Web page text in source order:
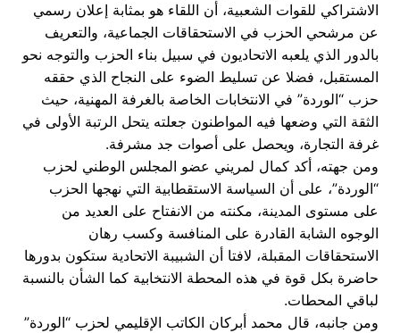
الاشتراكي للقوات الشعبية، أن اللقاء هو بمثابة إعلان رسمي
عن مرشحي الحزب في الاستحقاقات الجماعية، والتعريف
بالدور الذي يلعبه الاتحاديون في سبيل بناء الحزب والتوجه نحو
المستقبل، فضلا عن تسليط الضوء على النجاح الذي حققه
حزب “الوردة” في الانتخابات الخاصة بالغرفة المهنية، حيث
الثقة التي وضعها فيه المواطنون جعلته يتحل الرتبة الأولى في
غرفة التجارة، ويحصل على أصوات جد مشرفة.
ومن جهته، أكد كمال لمريني عضو المجلس الوطني لحزب
“الوردة”، على أن السياسة الاستقطابية التي نهجها الحزب
على مستوى المدينة، مكنته من الانفتاح على العديد من
الوجوه الشابة القادرة على المنافسة وكسب رهان
الاستحقاقات المقبلة، لافتا أن الشبيبة الاتحادية ستكون بدورها
حاضرة بكل قوة في هذه المحطة الانتخابية كما الشأن بالنسبة
لباقي المحطات.
ومن جانبه، قال محمد أبركان الكاتب الإقليمي لحزب “الوردة”